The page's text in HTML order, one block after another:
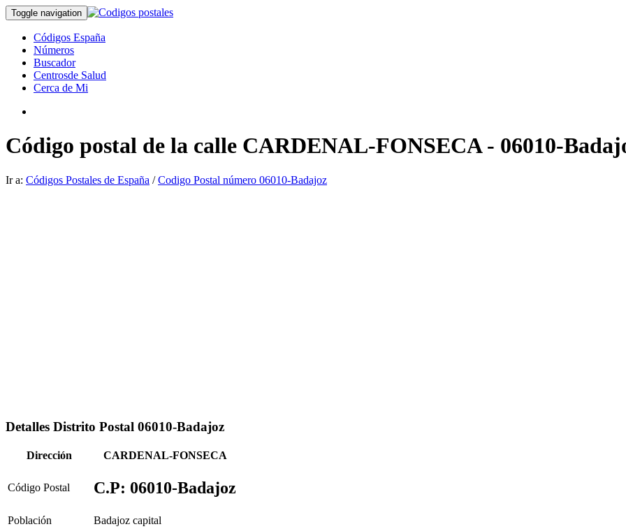
Toggle navigation
Códigos España
Números
Buscador
Centrosde Salud
Cerca de Mi
Código postal de la calle CARDENAL-FONSECA - 06010-
Ir a: Códigos Postales de España /Codigo Postal número 06010-Badajoz
Detalles Distrito Postal 06010-Badajoz
Dirección CARDENAL-FONSECA
Código Postal C.P: 06010-Badajoz
Población
Badajoz capital